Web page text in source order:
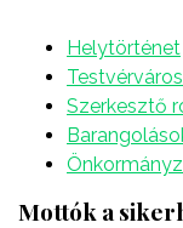
Helytörténet
Szerkesztő
Mottók a